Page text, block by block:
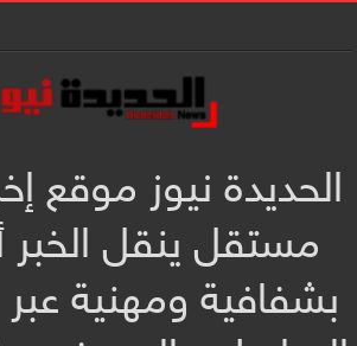
الحديدة نيوز موقع
مستقل ينقل الخبر
بشفافية ومهنية